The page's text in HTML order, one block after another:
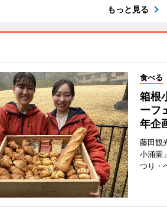
もっと見る
食べる
箱根
ーフ
年企
藤田観
小涌園
つり・